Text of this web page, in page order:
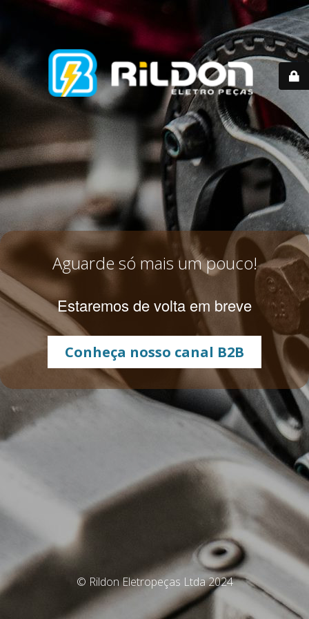
Aguarde só mais um pouco!
Estaremos de volta em breve
Conheça nosso canal B2B
© Rildon Eletropeças Ltda 2024